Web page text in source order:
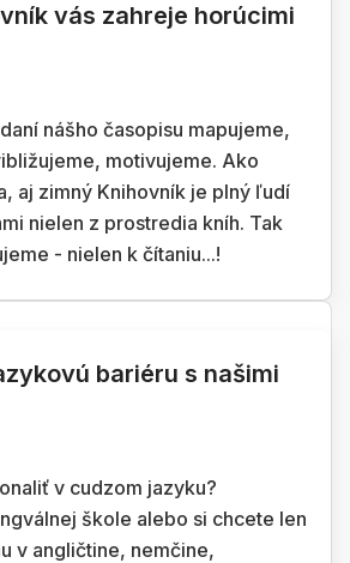
vás zahreje horúcimi
nášho časopisu mapujeme,
motivujeme. Ako
aj zimný Knihovník je plný ľudí
nielen z prostredia kníh. Tak
- nielen k čítaniu...!
bariéru s našimi
v cudzom jazyku?
škole alebo si chcete len
v angličtine, nemčine,